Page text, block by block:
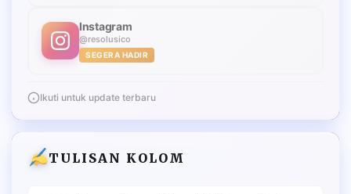
Instagram
@resolusico
SEGERA HADIR
Ikuti untuk update terbaru
TULISAN KOLOM